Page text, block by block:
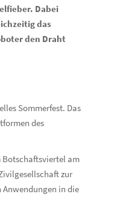
Dabei
das
den Draht
Sommerfest. Das
des
Botschaftsviertel am
zur
in die